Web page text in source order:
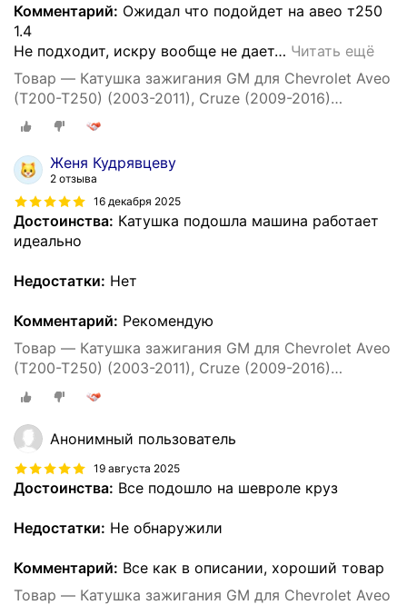
Комментарий: Ожидал что подойдет на авео т250
1.4
Не подходит, искру вообще не дает… Читать ещё
Товар — Катушка зажигания GM для Chevrolet Aveo
(T200-T250) (2003-2011), Cruze (2009-2016)
Шевроле Авео Круз Опель Астра / 96476979
Женя Кудрявцеву
2 отзыва
16 декабря 2025
Достоинства: Катушка подошла машина работает
идеально
Недостатки: Нет
Комментарий: Рекомендую
Товар — Катушка зажигания GM для Chevrolet Aveo
(T200-T250) (2003-2011), Cruze (2009-2016)
Шевроле Авео Круз Опель Астра / 96476979
Анонимный пользователь
19 августа 2025
Достоинства: Все подошло на шевроле круз
Недостатки: Не обнаружили
Комментарий: Все как в описании, хороший товар
Товар — Катушка зажигания GM для Chevrolet Aveo